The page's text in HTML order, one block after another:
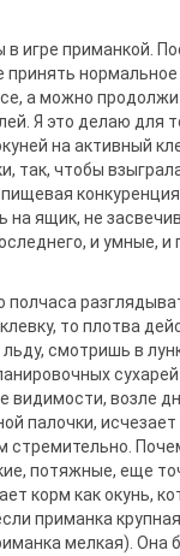
в игре приманкой.
принять
а можно
Я это делаю для
на активный
так, чтобы
на ящик, не
и умные, и
полчаса
то плотва
смотришь в
видимости, возле
палочки, исчезает
стремительно.
потяжные, еще
корм как окунь,
приманка
мелкая). Она